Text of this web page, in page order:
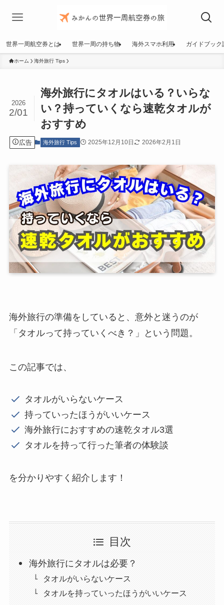
世界一周航空券とは 世界一周の持ち物 海外スマホ利用 ガイドブック
ホーム 海外旅行 Tips
海外旅行にタオルはいる？いらな
い？持っていくなら速乾タオルが
おすすめ
2026
2/01
広告 海外旅行 Tips 2025年12月10日 2026年2月1日
海外旅行の準備をしていると、意外と迷うのが
「タオルって持っていくべき？」という問題。
この記事では、
タオルがいらないケース
持っていったほうがいいケース
海外旅行におすすめの速乾タオル3選
タオルを持って行った筆者の体験談
を分かりやすく紹介します！
目次
海外旅行にタオルは必要？
タオルがいらないケース
タオルを持っていったほうがいいケース